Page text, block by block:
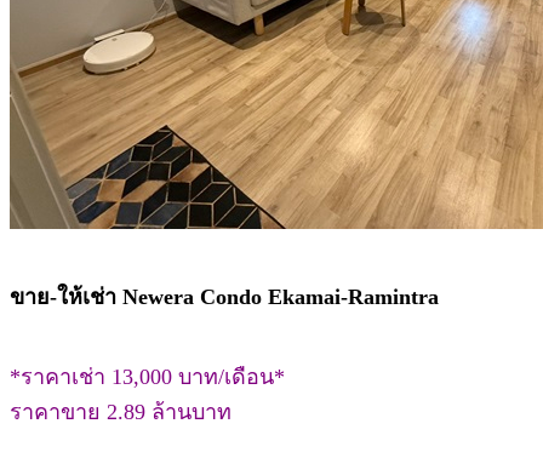
ขาย-ให้เช่า Newera Condo Ekamai-Ramintra
*ราคาเช่า 13,000 บาท/เดือน*
ราคาขาย 2.89 ล้านบาท